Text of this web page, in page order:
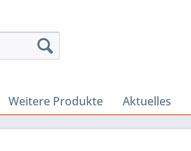
Weitere Produkte Aktuelles